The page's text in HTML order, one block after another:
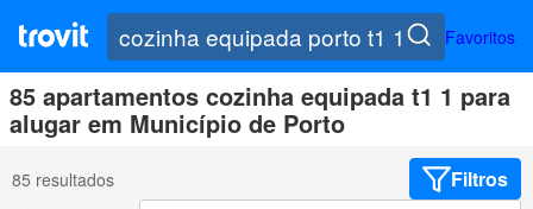
Favoritos
85 apartamentos cozinha equipada t1 1 para
alugar em Município de Porto
85 resultados Filtros